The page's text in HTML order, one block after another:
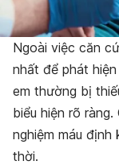
Ngoài việc căn
nhất để phát
em thường bị
biểu hiện rõ
nghiệm máu
thời.